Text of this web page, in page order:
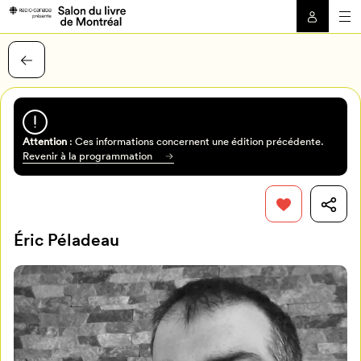
Attention: Ces informations concernent une édition précédente.
Revenir à la programmation
Éric Péladeau